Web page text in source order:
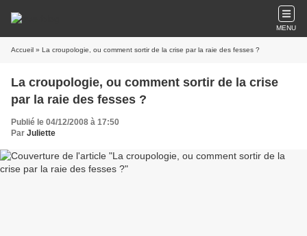
MENU
Accueil » La croupologie, ou comment sortir de la crise par la raie des fesses ?
La croupologie, ou comment sortir de la crise
par la raie des fesses ?
Publié le 04/12/2008 à 17:50
Par Juliette